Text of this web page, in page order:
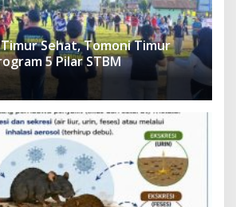
Sehat, Tomoni Timur
5 Pilar STBM